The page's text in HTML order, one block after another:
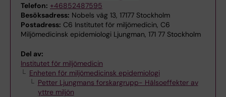
Telefon: +46852487595
Besöksadress: Nobels väg 13, 17177 Stockholm
Postadress: C6 Institutet för miljömedicin, C6
Miljömedicinsk epidemiologi Ljungman, 171 77 Stockholm
Del av:
Institutet för miljömedicin
Enheten för miljömedicinsk epidemiologi
Petter Ljungmans forskargrupp- Hälsoeffekter av
yttre miljön